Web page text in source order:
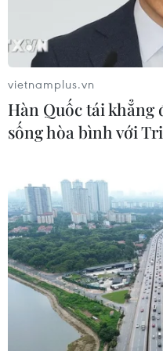
Mỹ bán đồng euro để
Bản vực dậy đồng yen
03/08/2026 15:34
châu Á 2026 tại Hong
03/08/2026 10:14
Triều Tiên quan ngại
quân sự của Mỹ, Nhật
03/08/2026 08:42
vietnamplus.vn
Hàn Quốc tái
sống hòa bình với